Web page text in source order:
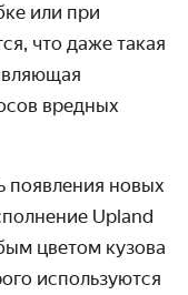
или при
что даже такая
вредных
появления новых
Upland
цветом кузова
используются